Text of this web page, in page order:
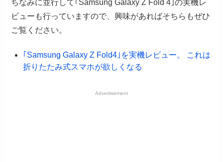
ちなみに並行して｢Samsung Galaxy Z Fold 4｣の実機レ
ビューも行っていますので、興味があればそちらもぜひ
ご覧ください。
｢Samsung Galaxy Z Fold4｣を実機レビュー。 これは
折りたたみ式スマホが欲しくなる
Advertisement